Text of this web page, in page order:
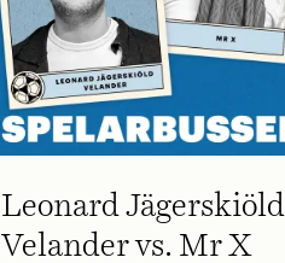
Leonard Jägerskiöld
Velander vs. Mr X